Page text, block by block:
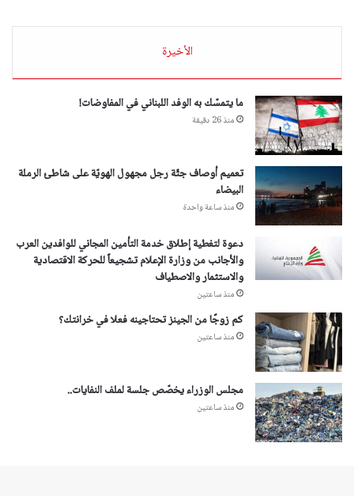
الأخيرة
ما يتمسّك به الوفد اللبناني في المفاوضات!
منذ 26 دقيقة
تعميم أوصاف جثّة رجل مجهول الهويّة على شاطئ الرملة
البيضاء
منذ ساعة واحدة
دعوة لتغطية إطلاق خدمة التأمين المجاني للوافدين العرب
والأجانب من وزارة الإعلام تشجيعاً للحركة الاقتصادية
والاستثمار والاصطياف
منذ ساعتين
كم زوجًا من الجينز تحتاجينه فعلا في خرانتك؟
منذ ساعتين
مجلس الوزراء يخصّص جلسة لملف النفايات..
منذ ساعتين